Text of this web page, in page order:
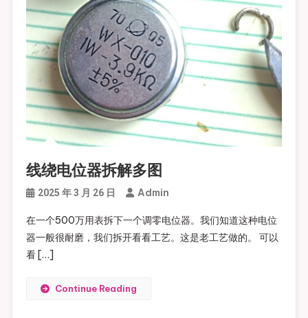
线绕电位器拆解多图
2025 年 3 月 26 日 Admin
在一个500万用表拆下一个调零电位器。我们知道这种电位
器一般很耐磨，我们拆开看看工艺。这是老工艺做的。 可以
看 […]
Continue Reading